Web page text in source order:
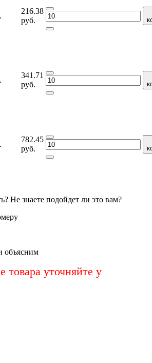
216.38
руб.
341.71
руб.
782.45
руб.
Не знаете подойдет ли это вам?
объясним
уточняйте у